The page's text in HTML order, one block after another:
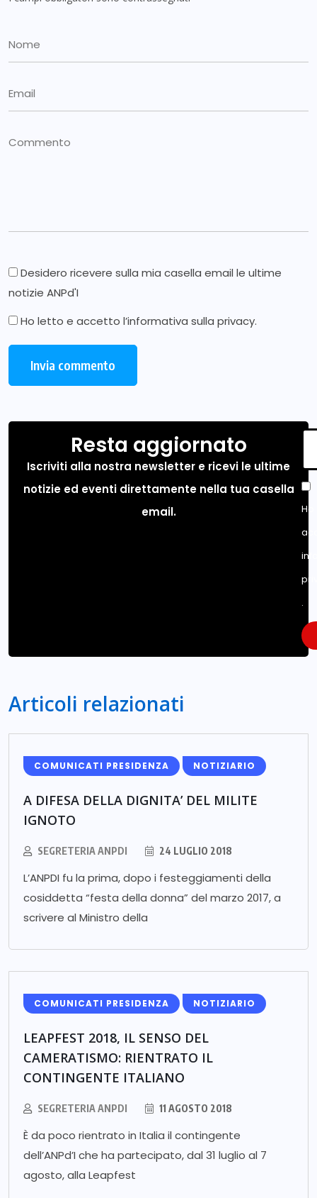
Desidero ricevere sulla mia casella email le ultime
notizie ANPd'I
Ho letto e accetto l’informativa sulla privacy.
Resta aggiornato
Iscriviti alla nostra newsletter e ricevi le ultime
notizie ed eventi direttamente nella tua casella
email.
.
Articoli relazionati
COMUNICATI PRESIDENZA NOTIZIARIO
A DIFESA DELLA DIGNITA’ DEL MILITE
IGNOTO
SEGRETERIA ANPDI 24 LUGLIO 2018
L’ANPDI fu la prima, dopo i festeggiamenti della
cosiddetta “festa della donna” del marzo 2017, a
scrivere al Ministro della
COMUNICATI PRESIDENZA NOTIZIARIO
LEAPFEST 2018, IL SENSO DEL
CAMERATISMO: RIENTRATO IL
CONTINGENTE ITALIANO
SEGRETERIA ANPDI 11 AGOSTO 2018
È da poco rientrato in Italia il contingente
dell’ANPd’I che ha partecipato, dal 31 luglio al 7
agosto, alla Leapfest